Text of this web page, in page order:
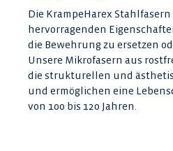
Die KrampeHarex
hervorragenden
die Bewehrung zu ersetzen
Unsere Mikrofasern aus
die strukturellen und
und ermöglichen eine
von 100 bis 120 Jahren.